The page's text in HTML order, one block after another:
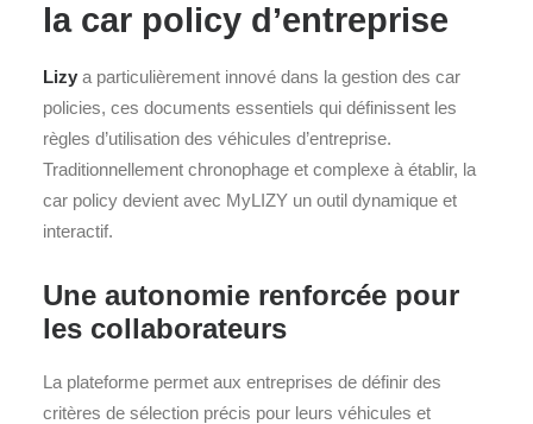
la car policy d’entreprise
Lizy a particulièrement innové dans la gestion des car
policies, ces documents essentiels qui définissent les
règles d’utilisation des véhicules d’entreprise.
Traditionnellement chronophage et complexe à établir, la
car policy devient avec MyLIZY un outil dynamique et
interactif.
Une autonomie renforcée pour
les collaborateurs
La plateforme permet aux entreprises de définir des
critères de sélection précis pour leurs véhicules et